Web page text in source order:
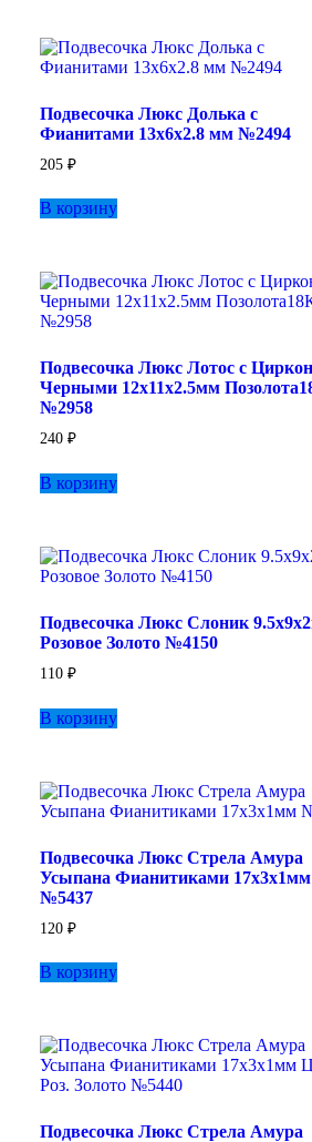
можно
выбрать
странице
товара.
Подвесочка Люкс Долька с
Фианитами 13х6х2.8 мм №2494
205₽
В корзину
Подвесочка Люкс Лотос с
Черными 12х11х2.5мм
№2958
240₽
В корзину
Подвесочка Люкс Слоник
Розовое Золото №4150
110₽
В корзину
Подвесочка Люкс Стрела Амура
Усыпана Фианитиками 17х3х1мм
№5437
120₽
В корзину
Подвесочка Люкс Стрела Амура